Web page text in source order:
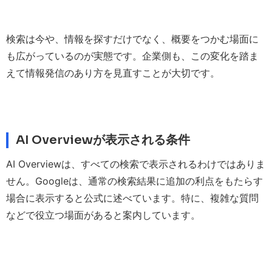
検索は今や、情報を探すだけでなく、概要をつかむ場面に
も広がっているのが実態です。企業側も、この変化を踏ま
えて情報発信のあり方を見直すことが大切です。
AI Overviewが表示される条件
AI Overviewは、すべての検索で表示されるわけではありま
せん。Googleは、通常の検索結果に追加の利点をもたらす
場合に表示すると公式に述べています。特に、複雑な質問
などで役立つ場面があると案内しています。